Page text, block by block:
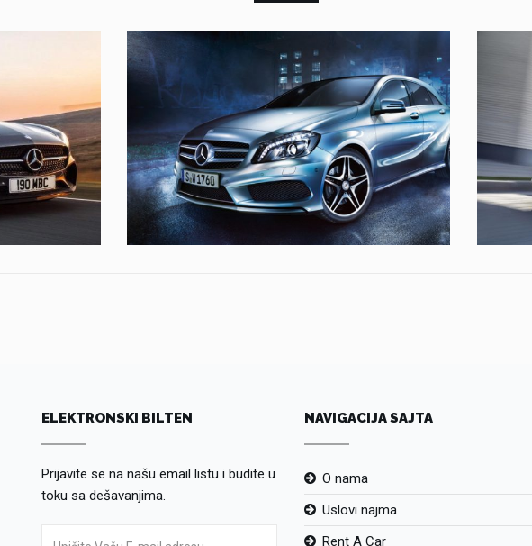
LOREM IPSUM DOLOR SIT
MERCEDES
ELEKTRONSKI BILTEN
Prijavite se na našu email listu i budite u
toku sa dešavanjima.
NAVIGACIJA SAJTA
O nama
Uslovi najma
Rent A Car